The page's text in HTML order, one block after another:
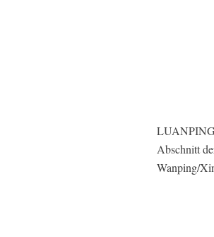
Abschnitt
Wanping/